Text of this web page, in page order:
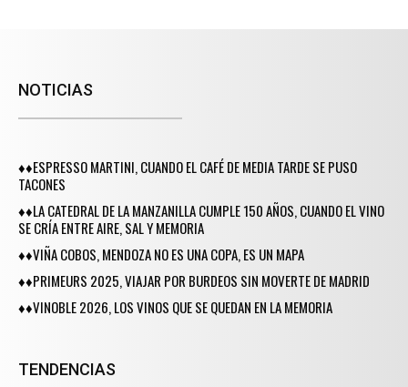
NOTICIAS
♦♦ESPRESSO MARTINI, CUANDO EL CAFÉ DE MEDIA TARDE SE PUSO
TACONES
♦♦LA CATEDRAL DE LA MANZANILLA CUMPLE 150 AÑOS, CUANDO EL VINO
SE CRÍA ENTRE AIRE, SAL Y MEMORIA
♦♦VIÑA COBOS, MENDOZA NO ES UNA COPA, ES UN MAPA
♦♦PRIMEURS 2025, VIAJAR POR BURDEOS SIN MOVERTE DE MADRID
♦♦VINOBLE 2026, LOS VINOS QUE SE QUEDAN EN LA MEMORIA
TENDENCIAS